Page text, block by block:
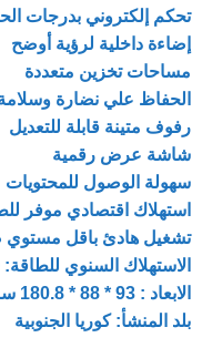
تحكم إلكتروني بدرجات
إضاءة داخلية لرؤية أوضح
مساحات تخزين متعددة
الحفاظ علي نضارة
رفوف متينة قابلة للتعديل
شاشة عرض رقمية
سهولة الوصول للمحتويات
استهلاك اقتصادي موفر
تشغيل هادئ باقل
الاستهلاك السنوي للطاقة: 1328.9 كيلو وات/ساعة
الابعاد : 93 * 88 * 180.8 سم
بلد المنشأ: كوريا الجنوبية